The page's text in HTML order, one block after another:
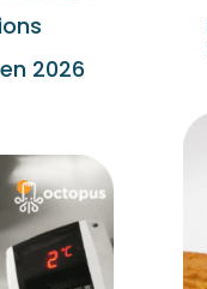
2026